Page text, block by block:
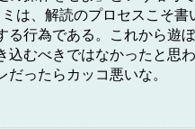
は、解読のプロセスこそ書
る行為である。これから遊
込むべきではなかったと思
ったらカッコ悪いな。